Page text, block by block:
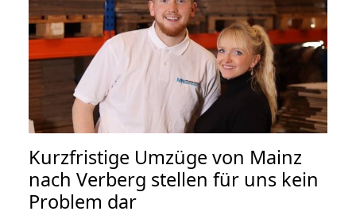
Kurzfristige Umzüge von Mainz
nach Verberg stellen für uns kein
Problem dar